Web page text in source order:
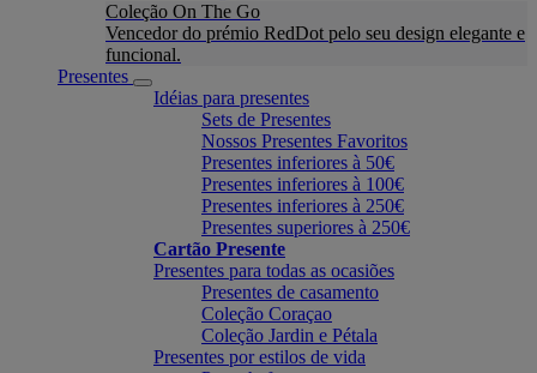
Coleção On The Go
Vencedor do prémio RedDot pelo seu design elegante e
funcional.
Presentes
Idéias para presentes
Sets de Presentes
Nossos Presentes Favoritos
Presentes inferiores à 50€
Presentes inferiores à 100€
Presentes inferiores à 250€
Presentes superiores à 250€
Cartão Presente
Presentes para todas as ocasiões
Presentes de casamento
Coleção Coraçao
Coleção Jardin e Pétala
Presentes por estilos de vida